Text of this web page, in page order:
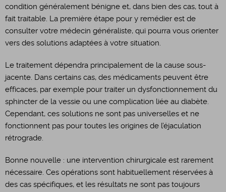
condition généralement bénigne et, dans bien des cas, tout à
fait traitable. La première étape pour y remédier est de
consulter votre médecin généraliste, qui pourra vous orienter
vers des solutions adaptées à votre situation.
Le traitement dépendra principalement de la cause sous-
jacente. Dans certains cas, des médicaments peuvent être
efficaces, par exemple pour traiter un dysfonctionnement du
sphincter de la vessie ou une complication liée au diabète.
Cependant, ces solutions ne sont pas universelles et ne
fonctionnent pas pour toutes les origines de l’éjaculation
rétrograde.
Bonne nouvelle : une intervention chirurgicale est rarement
nécessaire. Ces opérations sont habituellement réservées à
des cas spécifiques, et les résultats ne sont pas toujours